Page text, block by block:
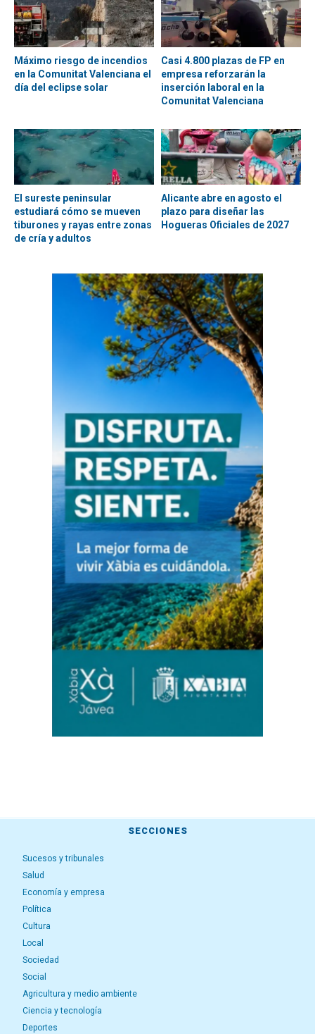
Máximo riesgo de incendios
en la Comunitat Valenciana el
día del eclipse solar
Casi 4.800 plazas de FP en
empresa reforzarán la
inserción laboral en la
Comunitat Valenciana
El sureste peninsular
estudiará cómo se mueven
tiburones y rayas entre zonas
de cría y adultos
Alicante abre en agosto el
plazo para diseñar las
Hogueras Oficiales de 2027
SECCIONES
Sucesos y tribunales
Salud
Economía y empresa
Política
Cultura
Local
Sociedad
Social
Agricultura y medio ambiente
Ciencia y tecnología
Deportes